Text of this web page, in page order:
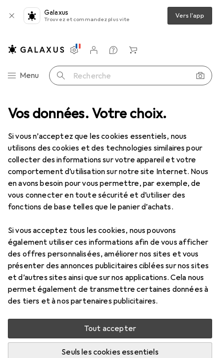
Vos données. Votre choix.
Si vous n’acceptez que les cookies essentiels, nous
utilisons des cookies et des technologies similaires pour
collecter des informations sur votre appareil et votre
comportement d’utilisation sur notre site Internet. Nous
en avons besoin pour vous permettre, par exemple, de
vous connecter en toute sécurité et d’utiliser des
fonctions de base telles que le panier d’achats.
Si vous acceptez tous les cookies, nous pouvons
également utiliser ces informations afin de vous afficher
des offres personnalisées, améliorer nos sites et vous
présenter des annonces publicitaires ciblées sur nos sites
et d’autres sites ainsi que sur nos applications. Cela nous
permet également de transmettre certaines données à
des tiers et à nos partenaires publicitaires.
Tout accepter
Seuls les cookies essentiels
Galaxus
Trouvez et commandez plus vite Vers l'app
Navigation par catégorie
Menu Recherche
Paramètres
Compte client
Listes de comparaison
Listes d'envies
Panier
Tout l'assortiment Intérieur Meubles Bureau
Bureau
ProduitsForum